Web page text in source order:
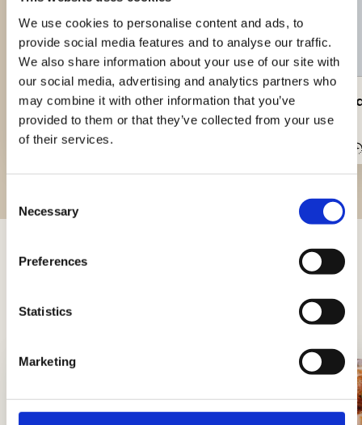
We use cookies to personalise content and ads, to
provide social media features and to analyse our traffic.
We also share information about your use of our site with
our social media, advertising and analytics partners who
may combine it with other information that you’ve
provided to them or that they’ve collected from your use
of their services.
Selection
Necessary
Preferences
Statistics
Marketing
Tagliata di pollo alla griglia Involtini
Trucchi e consigli
Novità, approfondimenti e trucchi per diventare